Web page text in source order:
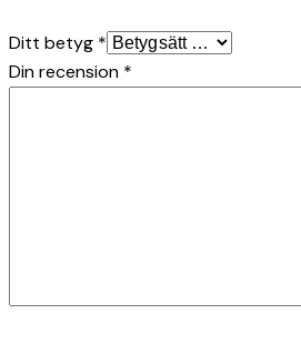
Ditt betyg *
Din recension *